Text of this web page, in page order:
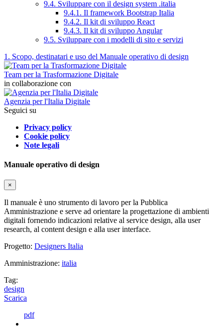
9.4. Sviluppare con il design system .italia
9.4.1. Il framework Bootstrap Italia
9.4.2. Il kit di sviluppo React
9.4.3. Il kit di sviluppo Angular
9.5. Sviluppare con i modelli di sito e servizi
1. Scopo, destinatari e uso del Manuale operativo di design
Team per la Trasformazione Digitale
in collaborazione con
Agenzia per l'Italia Digitale
Seguici su
Privacy policy
Cookie policy
Note legali
Manuale operativo di design
×
Il manuale è uno strumento di lavoro per la Pubblica
Amministrazione e serve ad orientare la progettazione di ambienti
digitali fornendo indicazioni relative al service design, alla user
research, al content design e alla user interface.
Progetto: Designers Italia
Amministrazione: italia
Tag:
design
Scarica
pdf